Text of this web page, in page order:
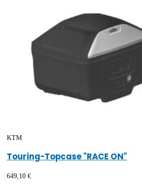
KTM
Touring-Topcase "RACE ON"
649,10 €